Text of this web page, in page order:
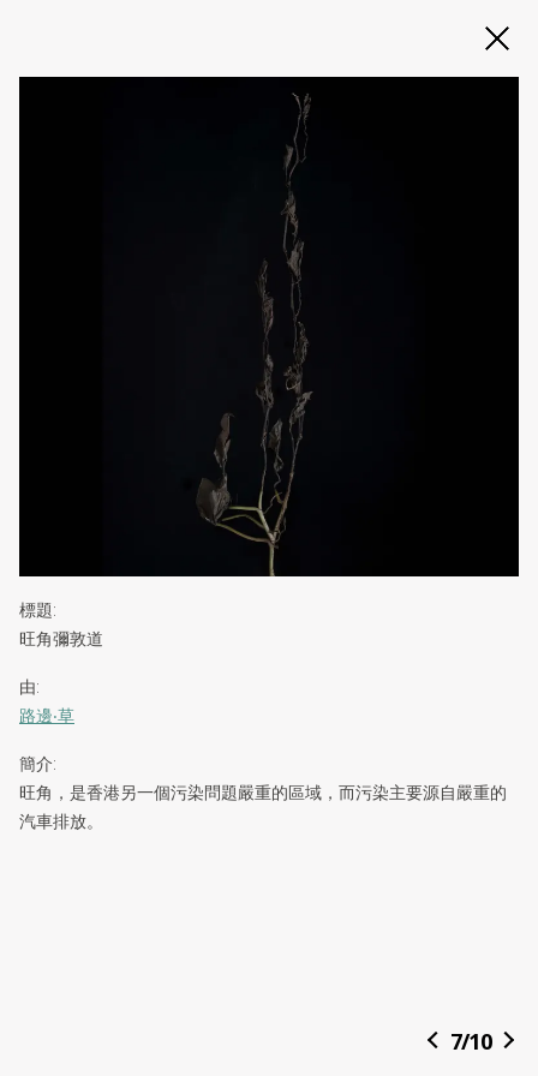
標題:
旺角彌敦道
由:
路邊‧草
簡介:
旺角，是香港另一個污染問題嚴重的區域，而污染主要源自嚴重的
汽車排放。
7/10